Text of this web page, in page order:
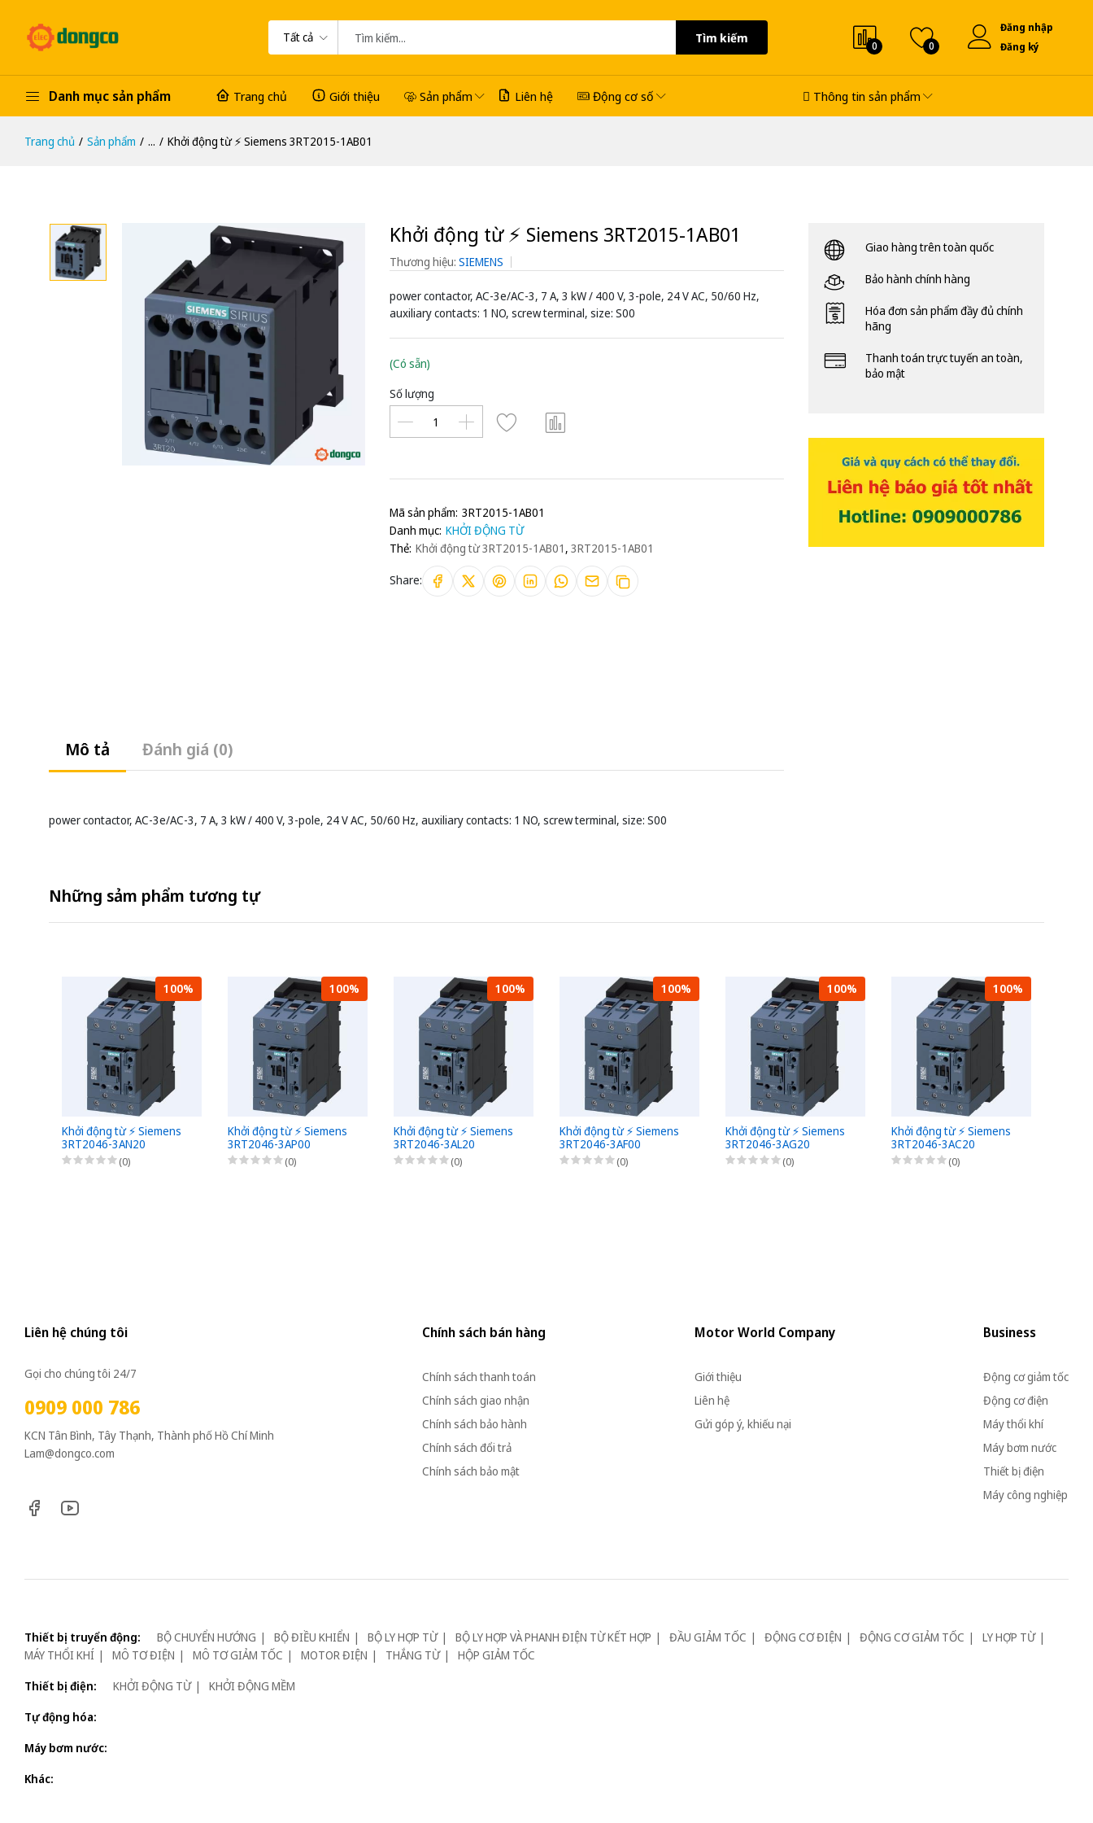
Tất cả Tìm kiếm
0 0
Đăng nhập
Đăng ký
Danh mục sản phẩm Trang chủ Giới thiệu Sản phẩm Liên hệ Động cơ số Thông tin sản phẩm
Trang chủ Sản phẩm ... Khởi động từ ⚡️ Siemens 3RT2015-1AB01
Khởi động từ ⚡️ Siemens 3RT2015-1AB01
Thương hiệu: SIEMENS
power contactor, AC-3e/AC-3, 7 A, 3 kW / 400 V, 3-pole, 24 V AC, 50/60 Hz,
auxiliary contacts: 1 NO, screw terminal, size: S00
(Có sẵn)
Số lượng
Mã sản phẩm: 3RT2015-1AB01
Danh mục: KHỞI ĐỘNG TỪ
Thẻ: Khởi động từ 3RT2015-1AB01 , 3RT2015-1AB01
Share:
Mô tả Đánh giá (0)
power contactor, AC-3e/AC-3, 7 A, 3 kW / 400 V, 3-pole, 24 V AC, 50/60 Hz, auxiliary contacts: 1 NO, screw terminal, size: S00
Giao hàng trên toàn quốc
Bảo hành chính hàng
Hóa đơn sản phẩm đầy đủ chính
hãng
Thanh toán trực tuyến an toàn,
bảo mật
Những sảm phẩm tương tự
100%
Khởi động từ ⚡️ Siemens
3RT2046-3AN20
(0)
100%
Khởi động từ ⚡️ Siemens
3RT2046-3AP00
(0)
100%
Khởi động từ ⚡️ Siemens
3RT2046-3AL20
(0)
100%
Khởi động từ ⚡️ Siemens
3RT2046-3AF00
(0)
100%
Khởi động từ ⚡️ Siemens
3RT2046-3AG20
(0)
100%
Khởi động từ ⚡️ Siemens
3RT2046-3AC20
(0)
Liên hệ chúng tôi
Gọi cho chúng tôi 24/7
0909 000 786
KCN Tân Bình, Tây Thạnh, Thành phố Hồ Chí Minh
Lam@dongco.com
Chính sách bán hàng
Chính sách thanh toán
Chính sách giao nhận
Chính sách bảo hành
Chính sách đổi trả
Chính sách bảo mật
Motor World Company
Giới thiệu
Liên hệ
Gửi góp ý, khiếu nại
Business
Động cơ giảm tốc
Động cơ điện
Máy thổi khí
Máy bơm nước
Thiết bị điện
Máy công nghiệp
Thiết bị truyển động: BỘ CHUYỂN HƯỚNG BỘ ĐIỀU KHIỂN BỘ LY HỢP TỪ BỘ LY HỢP VÀ PHANH ĐIỆN TỪ KẾT HỢP ĐẦU GIẢM TỐC ĐỘNG CƠ ĐIỆN ĐỘNG CƠ GIẢM TỐC
LY HỢP TỪ
MÁY THỔI KHÍ
MÔ TƠ ĐIỆN MÔ TƠ GIẢM TỐC MOTOR ĐIỆN THẮNG TỪ
HỘP GIẢM TỐC
Thiết bị điện:
KHỞI ĐỘNG TỪ
KHỞI ĐỘNG MỀM
Tự động hóa:
Máy bơm nước:
Khác: